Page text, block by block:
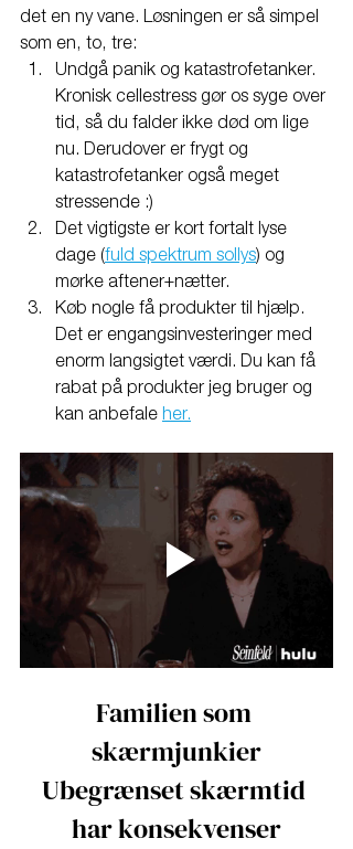
det en ny vane. Løsningen er så simpel
som en, to, tre:
Undgå panik og katastrofetanker.
Kronisk cellestress gør os syge over
tid, så du falder ikke død om lige
nu. Derudover er frygt og
katastrofetanker også meget
stressende :)
Det vigtigste er kort fortalt lyse
dage (fuld spektrum sollys) og
mørke aftener+nætter.
Køb nogle få produkter til hjælp.
Det er engangsinvesteringer med
enorm langsigtet værdi. Du kan få
rabat på produkter jeg bruger og
kan anbefale her.
Familien som
skærmjunkier
Ubegrænset skærmtid
har konsekvenser